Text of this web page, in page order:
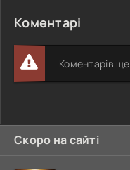
Коментарі
Коментарів
Скоро на сайті